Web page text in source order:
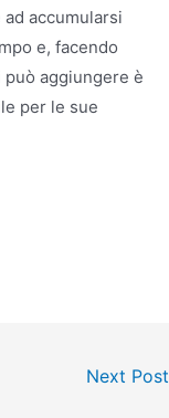
accumularsi
e, facendo
aggiungere è
per le sue
Next Post